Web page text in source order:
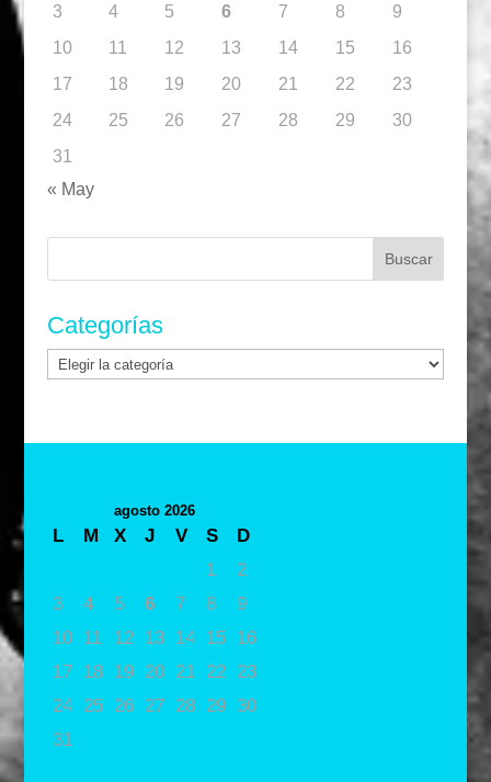
3
4 5 6 7 8
9
10
11 12 13 14 15
16
17
18 19 20 21 22
23
24
25 26 27 28 29
30
31
« May
Buscar:
Categorías
Categorías
agosto 2026
L M X J V S
D
1
2
3
4 5 6 7 8
9
10
11 12 13 14 15
16
17
18 19 20 21 22
23
24
25 26 27 28 29 30
31